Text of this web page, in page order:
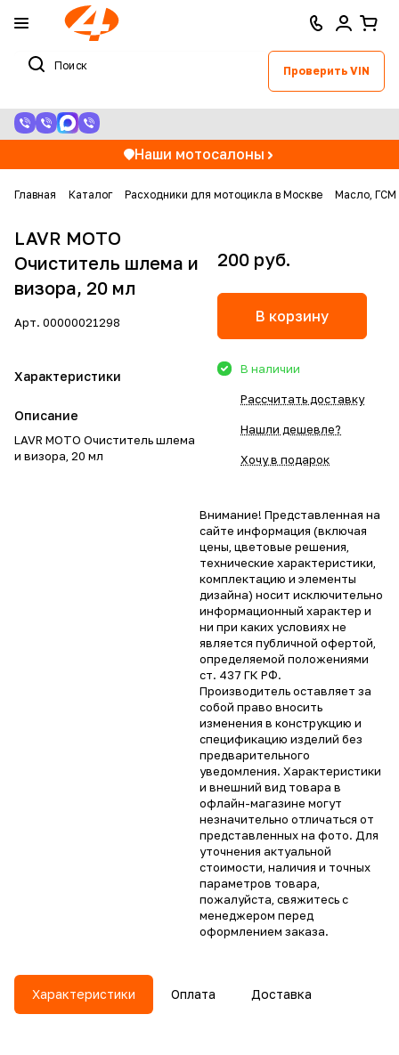
Проверить VIN
Наши мотосалоны
Главная Каталог Расходники для мотоцикла в Москве Масло, ГСМ
LAVR MOTO
Очиститель шлема и
визора, 20 мл
Арт. 00000021298
Характеристики
Описание
LAVR MOTO Очиститель шлема
и визора, 20 мл
200 руб.
В корзину
В наличии
Рассчитать доставку
Нашли дешевле?
Хочу в подарок
Внимание! Представленная на
сайте информация (включая
цены, цветовые решения,
технические характеристики,
комплектацию и элементы
дизайна) носит исключительно
информационный характер и
ни при каких условиях не
является публичной офертой,
определяемой положениями
ст. 437 ГК РФ.
Производитель оставляет за
собой право вносить
изменения в конструкцию и
спецификацию изделий без
предварительного
уведомления. Характеристики
и внешний вид товара в
офлайн-магазине могут
незначительно отличаться от
представленных на фото. Для
уточнения актуальной
стоимости, наличия и точных
параметров товара,
пожалуйста, свяжитесь с
менеджером перед
оформлением заказа.
Характеристики Оплата Доставка